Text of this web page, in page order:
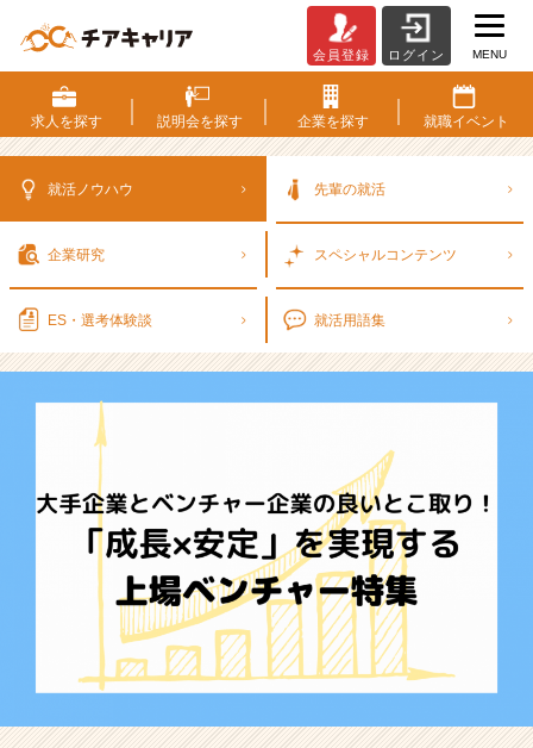
手
企
業
ー
り！
「成
長
×
安
定」
を
実
会員登録 ログイン MENU
求人を探す 説明会を探す 企業を探す 就職イベント
就活ノウハウ 先輩の就活
企業研究 スペシャルコンテンツ
ES・選考体験談 就活用語集